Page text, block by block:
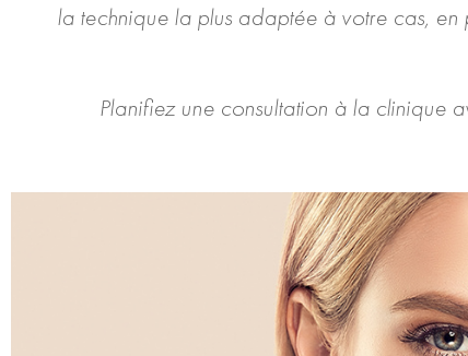
la technique la plus adaptée à votre cas, en
Planifiez une consultation à la clinique